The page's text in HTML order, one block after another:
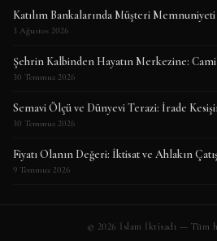
Katılım Bankalarında Müşteri Memnuniyeti
3 Ağustos 2026
Şehrin Kalbinden Hayatın Merkezine:
30 Temmuz 2026
Semavi Ölçü ve Dünyevi Terazi: İrade
30 Temmuz 2026
Fiyatı Olanın Değeri: İktisat ve Ahlakın
9 Temmuz 2026
© 2026 İslam İktisadı — Tüm